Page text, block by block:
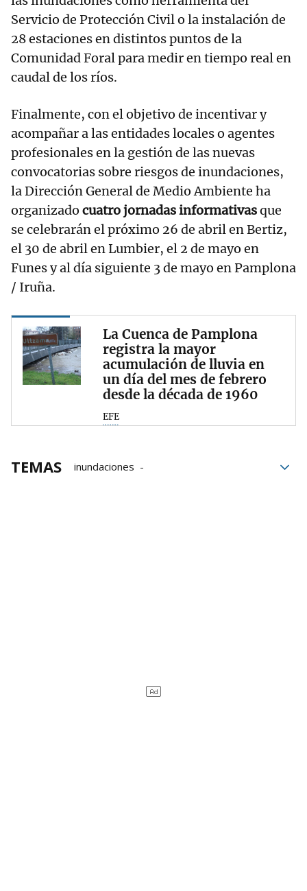
Servicio de Protección Civil o la instalación de
28 estaciones en distintos puntos de la
Comunidad Foral para medir en tiempo real en
caudal de los ríos.
Finalmente, con el objetivo de incentivar y
acompañar a las entidades locales o agentes
profesionales en la gestión de las nuevas
convocatorias sobre riesgos de inundaciones,
la Dirección General de Medio Ambiente ha
organizado cuatro jornadas informativasque
se celebrarán el próximo 26 de abril en Bertiz,
el 30 de abril en Lumbier, el 2 de mayo en
Funes y al día siguiente 3 de mayo en Pamplona
/ Iruña.
La Cuenca de Pamplona
registra la mayor
acumulación de lluvia en
un día del mes de febrero
desde la década de 1960
EFE
TEMAS
inundaciones